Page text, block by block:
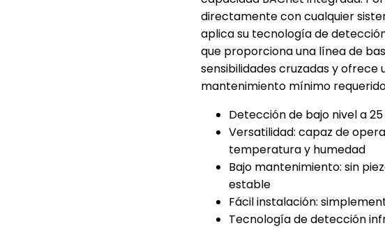
directamente con cualquier
aplica su tecnología de
que proporciona una línea de
sensibilidades cruzadas y
mantenimiento mínimo
Detección de bajo nivel a
Versatilidad: capaz de
temperatura y humedad
Bajo mantenimiento: sin
estable
Fácil instalación:
Tecnología de detección